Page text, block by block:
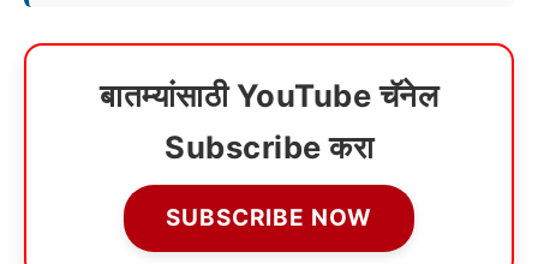
बातम्यांसाठी YouTube चॅनेल
Subscribe करा
SUBSCRIBE NOW